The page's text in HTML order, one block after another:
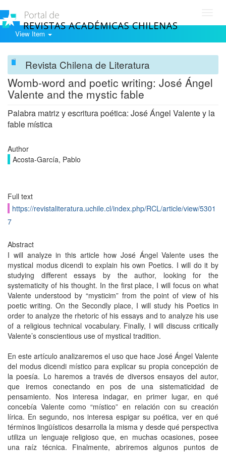
View Item
Revista Chilena de Literatura
Womb-word and poetic writing: José Ángel
Valente and the mystic fable
Palabra matriz y escritura poética: José Ángel Valente y la
fable mística
Author
Acosta-García, Pablo
Full text
https://revistaliteratura.uchile.cl/index.php/RCL/article/view/5301
7
Abstract
I will analyze in this article how José Ángel Valente uses the
mystical modus dicendi to explain his own Poetics. I will do it by
studying different essays by the author, looking for the
systematicity of his thought. In the first place, I will focus on what
Valente understood by “mysticim” from the point of view of his
poetic writing. On the Secondly place, I will study his Poetics in
order to analyze the rhetoric of his essays and to analyze his use
of a religious technical vocabulary. Finally, I will discuss critically
Valente’s conscientious use of mystical tradition.
En este artículo analizaremos el uso que hace José Ángel Valente
del modus dicendi místico para explicar su propia concepción de
la poesía. Lo haremos a través de diversos ensayos del autor,
que iremos conectando en pos de una sistematicidad de
pensamiento. Nos interesa indagar, en primer lugar, en qué
concebía Valente como “místico” en relación con su creación
lírica. En segundo, nos interesa espigar su poética, ver en qué
términos lingüísticos desarrolla la misma y desde qué perspectiva
utiliza un lenguaje religioso que, en muchas ocasiones, posee
una raíz técnica. Finalmente, abriremos algunos puntos de